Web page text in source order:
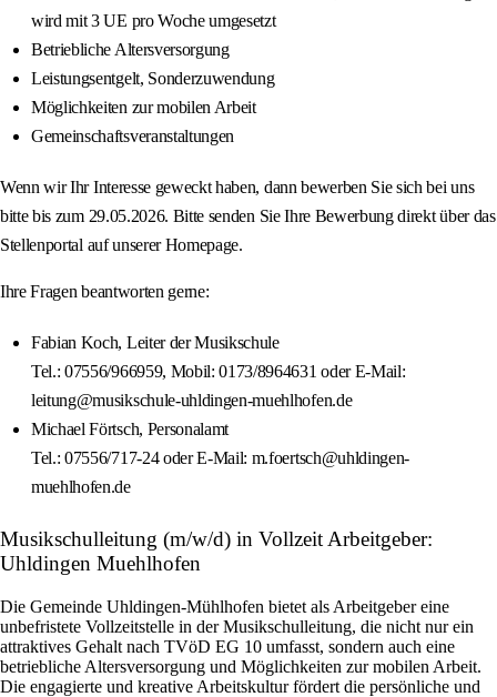
wird mit 3 UE pro Woche umgesetzt
Betriebliche Altersversorgung
Leistungsentgelt, Sonderzuwendung
Möglichkeiten zur mobilen Arbeit
Gemeinschaftsveranstaltungen
Wenn wir Ihr Interesse geweckt haben, dann bewerben Sie sich bei uns
bitte bis zum 29.05.2026. Bitte senden Sie Ihre Bewerbung direkt über das
Stellenportal auf unserer Homepage.
Ihre Fragen beantworten gerne:
Fabian Koch, Leiter der Musikschule
Tel.: 07556/966959, Mobil: 0173/8964631 oder E-Mail:
leitung@musikschule-uhldingen-muehlhofen.de
Michael Förtsch, Personalamt
Tel.: 07556/717-24 oder E-Mail: m.foertsch@uhldingen-
muehlhofen.de
Musikschulleitung (m/w/d) in Vollzeit Arbeitgeber:
Uhldingen Muehlhofen
Die Gemeinde Uhldingen-Mühlhofen bietet als Arbeitgeber eine
unbefristete Vollzeitstelle in der Musikschulleitung, die nicht nur ein
attraktives Gehalt nach TVöD EG 10 umfasst, sondern auch eine
betriebliche Altersversorgung und Möglichkeiten zur mobilen Arbeit.
Die engagierte und kreative Arbeitskultur fördert die persönliche und